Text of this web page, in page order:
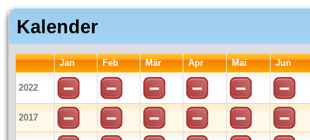
Kalender
Jan Feb Mär Apr Mai Jun
2022
2017